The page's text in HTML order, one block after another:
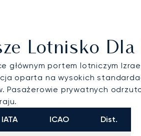
Lotnisko
głównym portem lotniczym
oparta na wysokich
Pasażerowie prywatnych
IATA ICAO Dist.